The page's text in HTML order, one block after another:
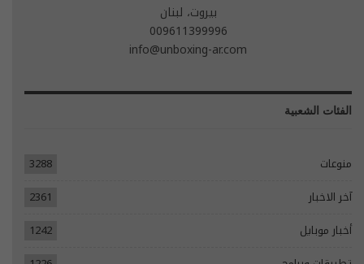
بيروت، لبنان
009611399996
info@unboxing-ar.com
الفئات الشعبية
منوعات
3288
آخر الاخبار
2361
أخبار موبايل
1242